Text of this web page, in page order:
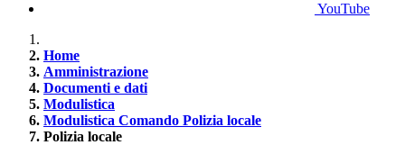
YouTube
Home
Amministrazione
Documenti e dati
Modulistica
Modulistica Comando Polizia locale
Polizia locale